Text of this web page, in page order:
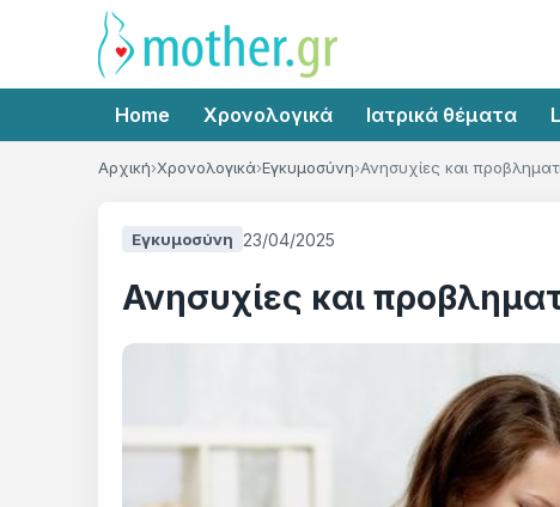
Home Χρονολογικά Ιατρικά θέματα
Αρχική Χρονολογικά Εγκυμοσύνη Ανησυχίες και
Εγκυμοσύνη 23/04/2025
Ανησυχίες και